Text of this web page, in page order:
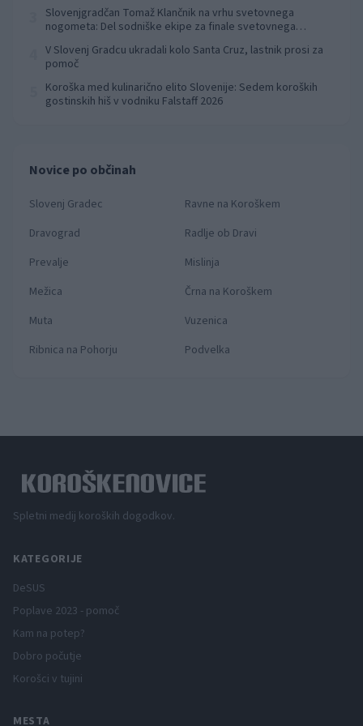
Slovenjgradčan Tomaž Klančnik na vrhu svetovnega
nogometa: Del sodniške ekipe za finale svetovnega
V Slovenj Gradcu ukradali kolo Santa Cruz, lastnik prosi za
pomoč
Koroška med kulinarično elito Slovenije: Sedem koroških
gostinskih hiš v vodniku Falstaff 2026
Novice po občinah
Slovenj Gradec
Ravne na Koroškem
Dravograd
Radlje ob Dravi
Prevalje
Mislinja
Mežica
Črna na Koroškem
Muta
Vuzenica
Ribnica na Pohorju
Podvelka
Spletni medij koroških dogodkov.
KATEGORIJE
DeSUS
Poplave 2023 - pomoč
Kam na potep?
Dobro počutje
Korošci v tujini
MESTA